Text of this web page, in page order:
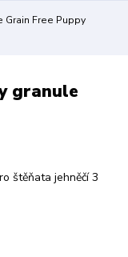
Grain Free Puppy
granule